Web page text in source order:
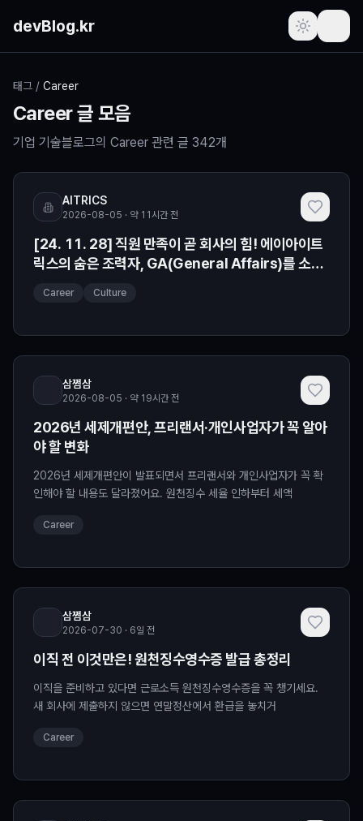
devBlog.kr
포스트
주간 인기글
즐겨찾기 (로그인 필요)
프로필 (로그인 필요)
새로운 소식
태그 / Career
Career글 모음
기업 기술블로그의 Career 관련 글 342개
AITRICS
2026-08-05 · 약 11시간 전
[24. 11. 28] 직원 만족이 곧 회사의 힘! 에이아이트
릭스의 숨은 조력자, GA(General Affairs)를 소개
Career Culture
삼쩜삼
2026-08-05 · 약 19시간 전
2026년 세제개편안, 프리랜서·개인사업자가 꼭 알아
야 할 변화
2026년 세제개편안이 발표되면서 프리랜서와 개인사업자가 꼭 확
인해야 할 내용도 달라졌어요. 원천징수 세율 인하부터 세액
Career
삼쩜삼
2026-07-30 · 6일 전
이직 전 이것만은! 원천징수영수증 발급 총정리
이직을 준비하고 있다면 근로소득 원천징수영수증을 꼭 챙기세요.
새 회사에 제출하지 않으면 연말정산에서 환급을 놓치거
Career